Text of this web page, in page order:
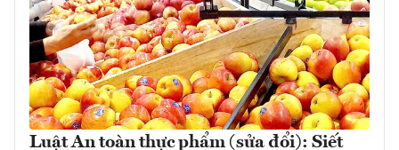
Luật An toàn thực phẩm (sửa đổi): Siết